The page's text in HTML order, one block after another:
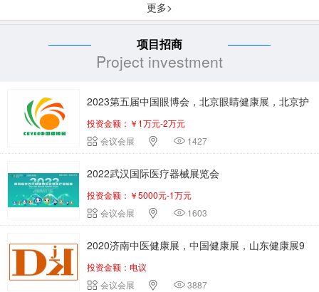
更多>
项目招商
Project investment
2023第五届中国眼博会，北京眼睛健康展，北京护
眼仪展
投资金额：￥1万元-2万元
会议会展
1427
2022武汉国际医疗器械展览会
投资金额：￥5000元-1万元
会议会展
1603
2020济南中医健康展，中国健康展，山东健康展9
月20日举办
投资金额：电议
会议会展
3887